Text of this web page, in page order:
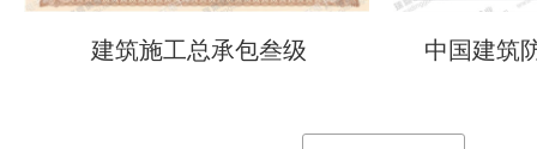
建筑施工总承包叁级 中国建筑